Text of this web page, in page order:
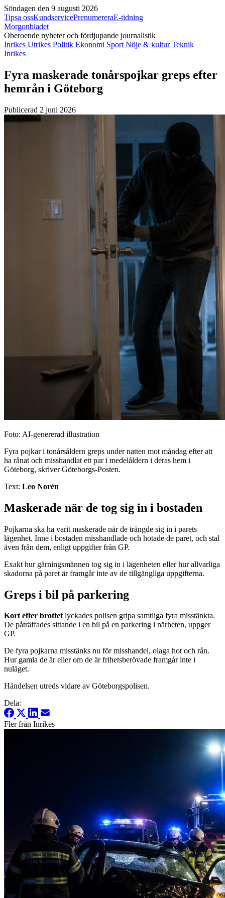
Söndagen den 9 augusti 2026
Tipsa ossKundservicePrenumereraE-tidning
Morgonbladet
Oberoende nyheter och fördjupande journalistik
Inrikes Utrikes Politik Ekonomi Sport Nöje & kulturTeknik
Inrikes
Fyra maskerade tonårspojkar greps efter
hemrån i Göteborg
Publicerad 2 juni 2026
Foto: AI-genererad illustration
Fyra pojkar i tonårsåldern greps under natten mot måndag efter att
ha rånat och misshandlat ett par i medelåldern i deras hem i
Göteborg, skriver Göteborgs-Posten.
Text: Leo Norén
Maskerade när de tog sig in i bostaden
Pojkarna ska ha varit maskerade när de trängde sig in i parets
lägenhet. Inne i bostaden misshandlade och hotade de paret, och stal
även från dem, enligt uppgifter från GP.
Exakt hur gärningsmännen tog sig in i lägenheten eller hur allvarliga
skadorna på paret är framgår inte av de tillgängliga uppgifterna.
Greps i bil på parkering
Kort efter brottetlyckades polisen gripa samtliga fyra misstänkta.
De påträffades sittande i en bil på en parkering i närheten, uppger
GP.
De fyra pojkarna misstänks nu för misshandel, olaga hot och rån.
Hur gamla de är eller om de är frihetsberövade framgår inte i
nuläget.
Händelsen utreds vidare av Göteborgspolisen.
Dela:
Fler från Inrikes